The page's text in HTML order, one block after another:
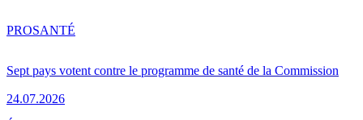
Sept pays votent contre le programme de santé de la Commission
24.07.2026
PROSANTÉ